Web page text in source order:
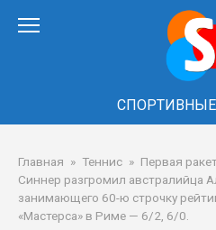
Главная » Теннис » Первая
Синнер разгромил австралийца
занимающего 60-ю строчку
«Мастерса» в Риме — 6/2, 6/0.